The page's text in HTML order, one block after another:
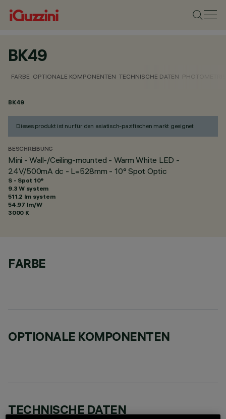
BK49
FARBE OPTIONALE KOMPONENTEN TECHNISCHE DATEN
BK49
Dieses produkt ist nur für den asiatisch-pazifischen markt geeignet
BESCHREIBUNG
Mini - Wall-/Ceiling-mounted - Warm White LED -
24V/500mA dc - L=528mm - 10° Spot Optic
S - Spot 10°
9.3 W system
511.2 lm system
54.97 lm/W
3000 K
FARBE
OPTIONALE KOMPONENTEN
TECHNISCHE DATEN